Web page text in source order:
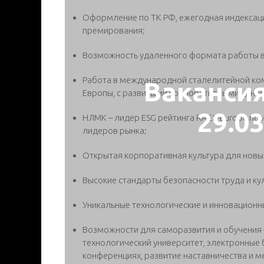
Оформление по ТК РФ, ежегодная
премирования;
Возможность удаленного формата работы
Работа в международной сталелитейной
Европы, с развитыми корпоративными
НЛМК – лидер ESG рейтинга RAEX-Europe
лидеров рынка;
Открытая корпоративная культура для
Высокие стандарты безопасности труда и
Уникальные технологические и
Возможности для саморазвития и
технологический университет,
конференциях, развитие наставничества и